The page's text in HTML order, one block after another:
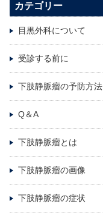
カテゴリー
目黒外科について
受診する前に
下肢静脈瘤の予防方法
Q＆A
下肢静脈瘤とは
下肢静脈瘤の画像
下肢静脈瘤の症状